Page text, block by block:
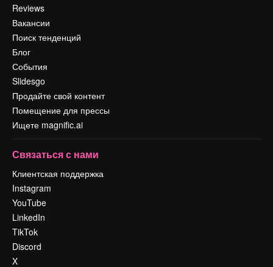
Reviews
Вакансии
Поиск тенденций
Блог
События
Slidesgo
Продайте свой контент
Помещение для прессы
Ищете magnific.ai
Связаться с нами
Клиентская поддержка
Instagram
YouTube
LinkedIn
TikTok
Discord
X